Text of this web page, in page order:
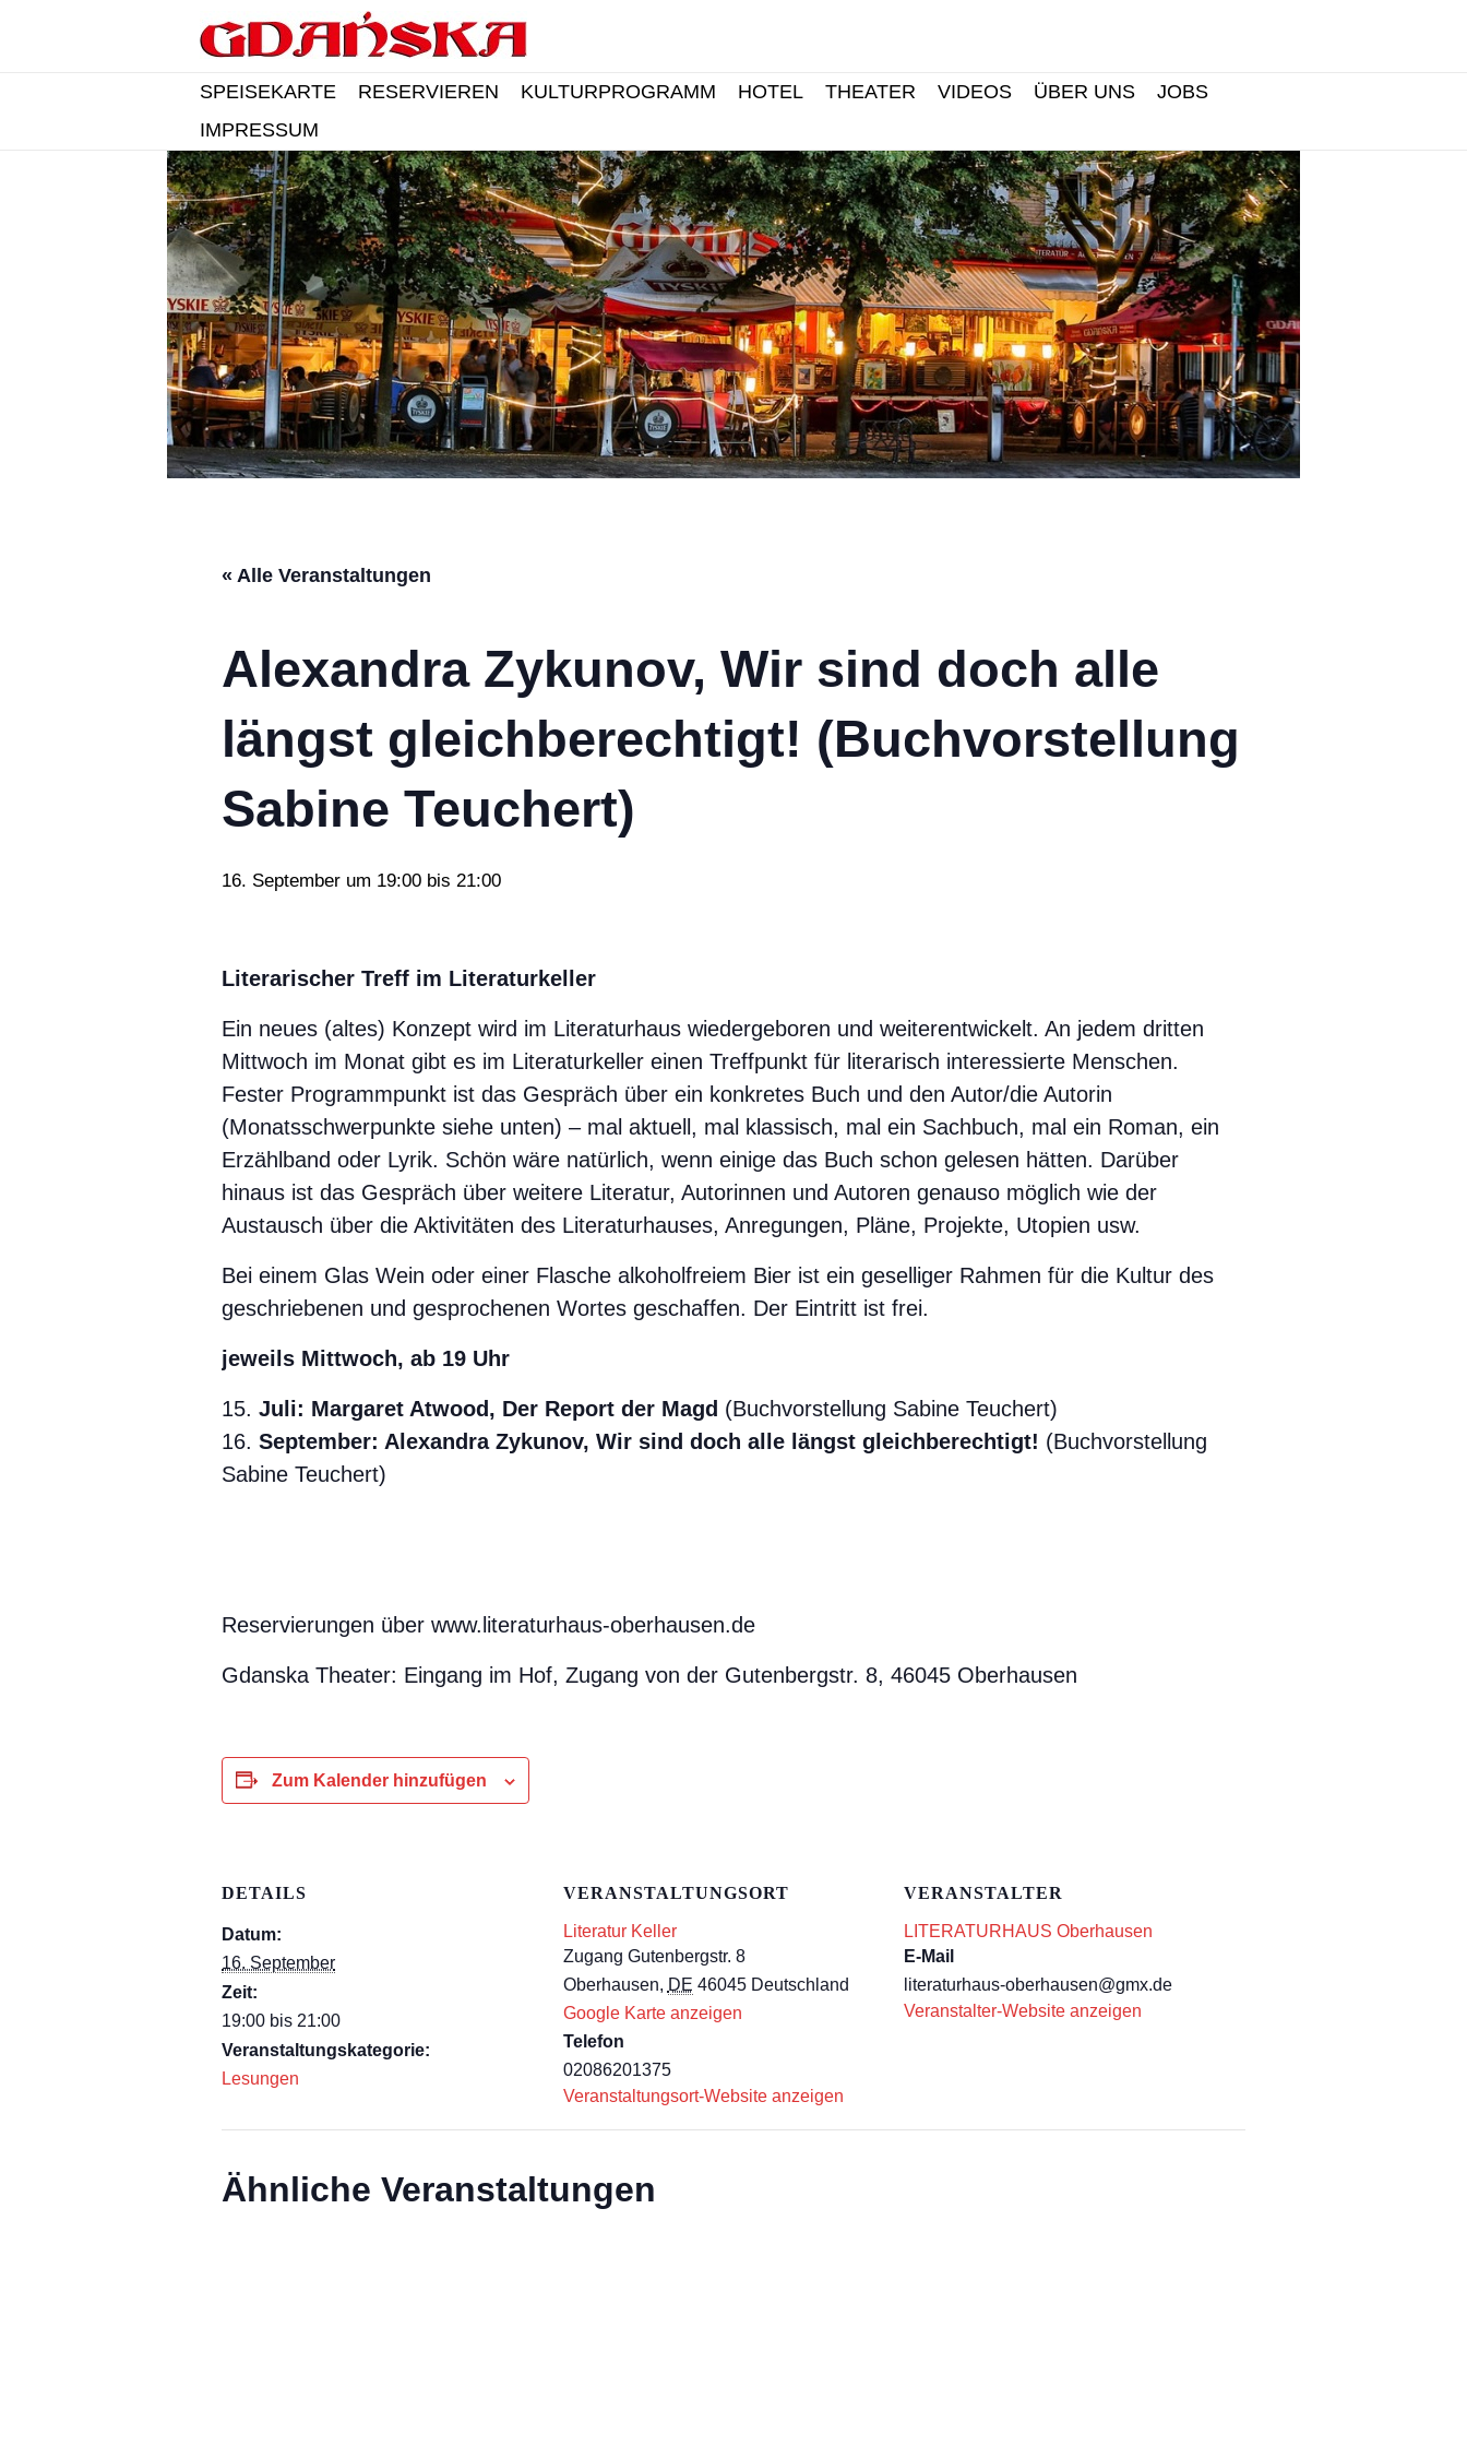
SPEISEKARTE RESERVIEREN KULTURPROGRAMM HOTEL THEATER VIDEOS ÜBER UNS
JOBS
IMPRESSUM
« Alle Veranstaltungen
Alexandra Zykunov, Wir sind doch alle
längst gleichberechtigt! (Buchvorstellung
Sabine Teuchert)
16. September um 19:00 bis 21:00
Literarischer Treff im Literaturkeller
Ein neues (altes) Konzept wird im Literaturhaus wiedergeboren und weiterentwickelt. An jedem dritten
Mittwoch im Monat gibt es im Literaturkeller einen Treffpunkt für literarisch interessierte Menschen.
Fester Programmpunkt ist das Gespräch über ein konkretes Buch und den Autor/die Autorin
(Monatsschwerpunkte siehe unten) – mal aktuell, mal klassisch, mal ein Sachbuch, mal ein Roman, ein
Erzählband oder Lyrik. Schön wäre natürlich, wenn einige das Buch schon gelesen hätten. Darüber
hinaus ist das Gespräch über weitere Literatur, Autorinnen und Autoren genauso möglich wie der
Austausch über die Aktivitäten des Literaturhauses, Anregungen, Pläne, Projekte, Utopien usw.
Bei einem Glas Wein oder einer Flasche alkoholfreiem Bier ist ein geselliger Rahmen für die Kultur des
geschriebenen und gesprochenen Wortes geschaffen. Der Eintritt ist frei.
jeweils Mittwoch, ab 19 Uhr
Juli: Margaret Atwood, Der Report der Magd (Buchvorstellung Sabine Teuchert)
September: Alexandra Zykunov, Wir sind doch alle längst gleichberechtigt! (Buchvorstellung
Sabine Teuchert)
Reservierungen über www.literaturhaus-oberhausen.de
Gdanska Theater: Eingang im Hof, Zugang von der Gutenbergstr. 8, 46045 Oberhausen
Zum Kalender hinzufügen
DETAILS
Datum:
16. September
Zeit:
19:00 bis 21:00
Veranstaltungskategorie:
Lesungen
VERANSTALTUNGSORT
Literatur Keller
Zugang Gutenbergstr. 8
Oberhausen, DE 46045 Deutschland
Google Karte anzeigen
Telefon
02086201375
Veranstaltungsort-Website anzeigen
VERANSTALTER
LITERATURHAUS Oberhausen
E-Mail
literaturhaus-oberhausen@gmx.de
Veranstalter-Website anzeigen
Ähnliche Veranstaltungen